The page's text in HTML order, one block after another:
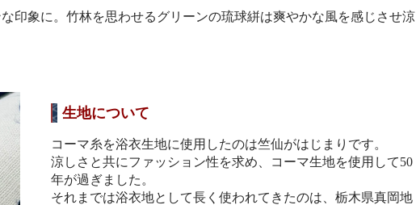
印象に。竹林を思わせるグリーンの琉球絣は爽やかな風を感じさせ涼
生地について
コーマ糸を浴衣生地に使用したのは竺仙がはじまりです。
涼しさと共にファッション性を求め、コーマ生地を使用して50
年が過ぎました。
それまでは浴衣地として長く使われてきたのは、栃木県真岡地